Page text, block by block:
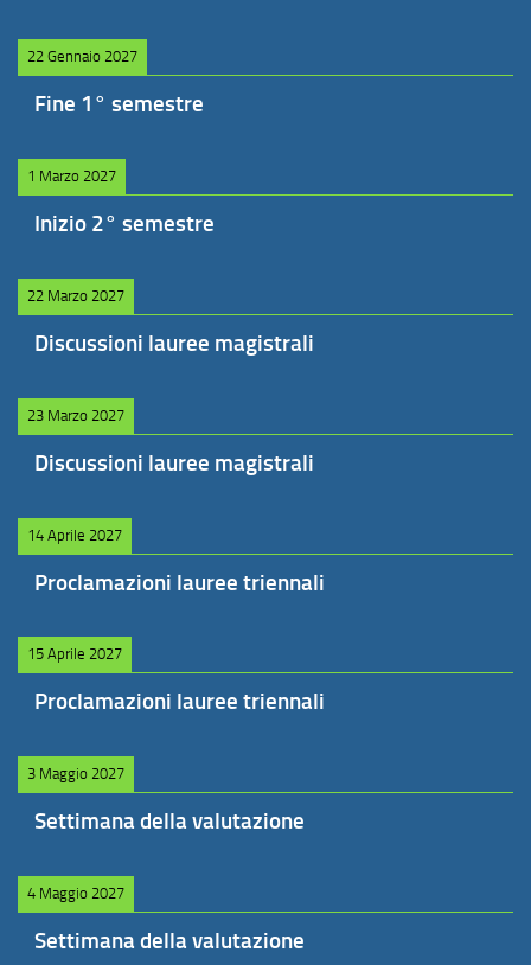
22 Gennaio 2027
Fine 1° semestre
1 Marzo 2027
Inizio 2° semestre
22 Marzo 2027
Discussioni lauree magistrali
23 Marzo 2027
Discussioni lauree magistrali
14 Aprile 2027
Proclamazioni lauree triennali
15 Aprile 2027
Proclamazioni lauree triennali
3 Maggio 2027
Settimana della valutazione
4 Maggio 2027
Settimana della valutazione